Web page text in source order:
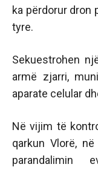
ka përdorur dron
tyre.
Sekuestrohen
armë zjarri,
aparate celular
Në vijim të
qarkun Vlorë,
parandalimin